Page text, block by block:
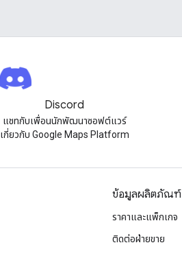
Discord
แชทกับเพื่อนนักพัฒนาซอฟต์แวร์
เกี่ยวกับ Google Maps Platform
ข้อมูลผลิตภัณฑ์
ราคาและแพ็กเกจ
ติดต่อฝ่ายขาย